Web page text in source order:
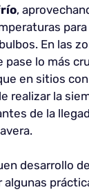
,
En las
pase lo más
en sitios
realizar la
de la
desarrollo